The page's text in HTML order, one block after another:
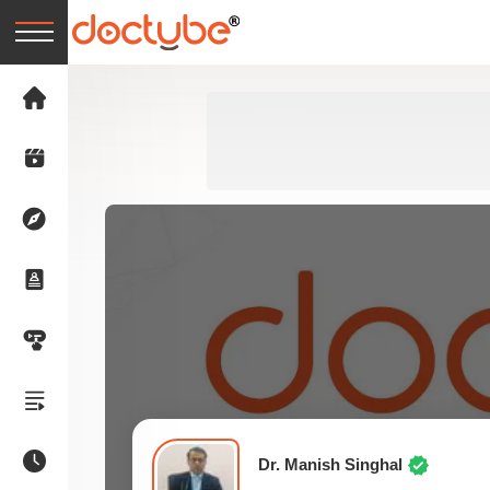
Dr. Manish Singhal